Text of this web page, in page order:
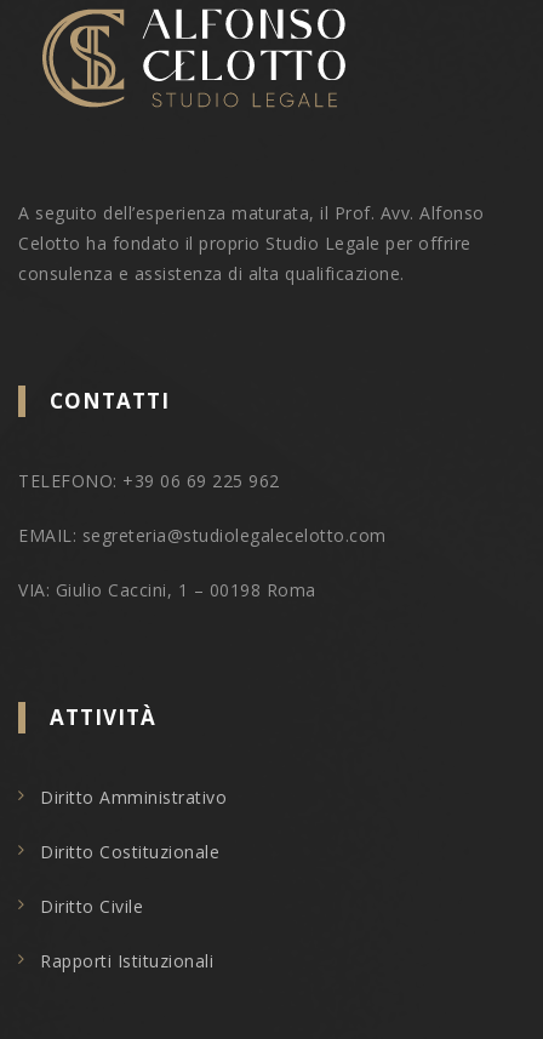
A seguito dell’esperienza maturata, il Prof. Avv. Alfonso
Celotto ha fondato il proprio Studio Legale per offrire
consulenza e assistenza di alta qualificazione.
CONTATTI
TELEFONO: +39 06 69 225 962
EMAIL: segreteria@studiolegalecelotto.com
VIA: Giulio Caccini, 1 – 00198 Roma
ATTIVITÀ
Diritto Amministrativo
Diritto Costituzionale
Diritto Civile
Rapporti Istituzionali